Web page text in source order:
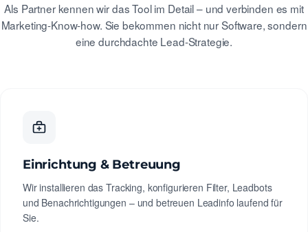
Als Partner kennen wir das Tool im Detail – und verbinden es mit
Marketing-Know-how. Sie bekommen nicht nur Software, sondern
eine durchdachte Lead-Strategie.
Einrichtung & Betreuung
Wir installieren das Tracking, konfigurieren Filter, Leadbots
und Benachrichtigungen – und betreuen Leadinfo laufend für
Sie.